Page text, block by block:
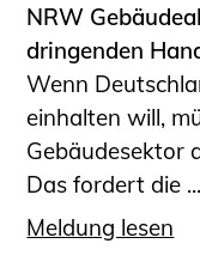
NRW
dringenden
Wenn
einhalten will,
Gebäudesektor
Das fordert die ...
Meldung lesen